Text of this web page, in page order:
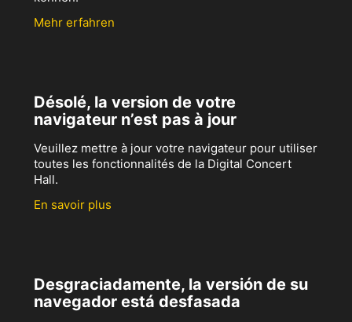
Mehr erfahren
Désolé, la version de votre
navigateur n’est pas à jour
Veuillez mettre à jour votre navigateur pour utiliser
toutes les fonctionnalités de la Digital Concert
Hall.
En savoir plus
Desgraciadamente, la versión de su
navegador está desfasada